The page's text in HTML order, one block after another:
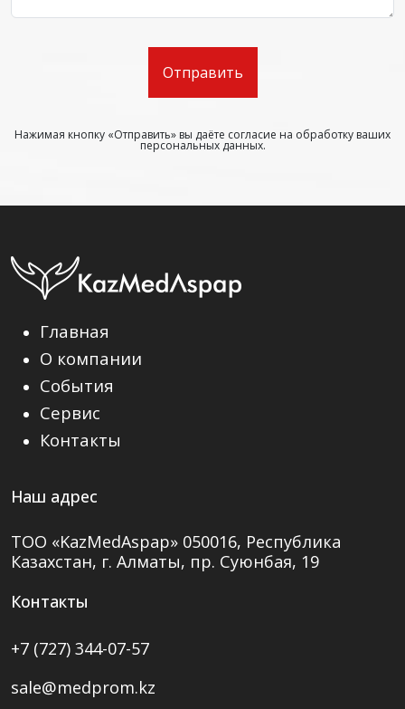
Отправить
Нажимая кнопку «Отправить» вы даёте согласие на обработку ваших
персональных данных.
Главная
О компании
События
Сервис
Контакты
Наш адрес
ТОО «KazMedAspap» 050016, Республика
Казахстан, г. Алматы, пр. Суюнбая, 19
Контакты
+7 (727) 344-07-57
sale@medprom.kz